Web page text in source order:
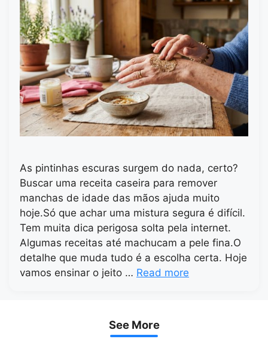
As pintinhas escuras surgem do nada, certo?
Buscar uma receita caseira para remover
manchas de idade das mãos ajuda muito
hoje.Só que achar uma mistura segura é difícil.
Tem muita dica perigosa solta pela internet.
Algumas receitas até machucam a pele fina.O
detalhe que muda tudo é a escolha certa. Hoje
vamos ensinar o jeito … Read more
See More